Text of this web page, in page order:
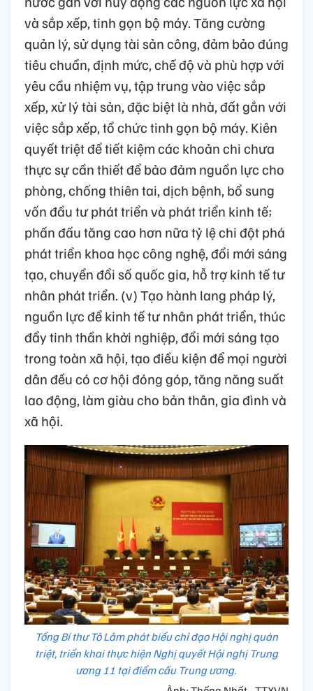
và sắp xếp, tinh gọn bộ máy. Tăng cường
quản lý, sử dụng tài sản công, đảm bảo đúng
tiêu chuẩn, định mức, chế độ và phù hợp với
yêu cầu nhiệm vụ, tập trung vào việc sắp
xếp, xử lý tài sản, đặc biệt là nhà, đất gắn với
việc sắp xếp, tổ chức tinh gọn bộ máy. Kiên
quyết triệt để tiết kiệm các khoản chi chưa
thực sự cần thiết để bảo đảm nguồn lực cho
phòng, chống thiên tai, dịch bệnh, bổ sung
vốn đầu tư phát triển và phát triển kinh tế;
phấn đấu tăng cao hơn nữa tỷ lệ chi đột phá
phát triển khoa học công nghệ, đổi mới sáng
tạo, chuyển đổi số quốc gia, hỗ trợ kinh tế tư
nhân phát triển. (v) Tạo hành lang pháp lý,
nguồn lực để kinh tế tư nhân phát triển, thúc
đẩy tinh thần khởi nghiệp, đổi mới sáng tạo
trong toàn xã hội, tạo điều kiện để mọi người
dân đều có cơ hội đóng góp, tăng năng suất
lao động, làm giàu cho bản thân, gia đình và
xã hội.
Tổng Bí thư Tô Lâm phát biểu chỉ đạo Hội nghị quán
triệt, triển khai thực hiện Nghị quyết Hội nghị Trung
ương 11 tại điểm cầu Trung ương.